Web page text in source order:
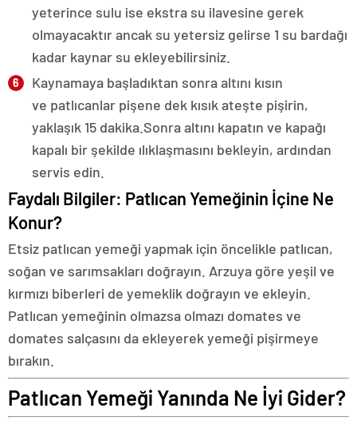
yeterince sulu ise ekstra su ilavesine gerek
olmayacaktır ancak su yetersiz gelirse 1 su bardağı
kadar kaynar su ekleyebilirsiniz.
Kaynamaya başladıktan sonra altını kısın
ve patlıcanlar pişene dek kısık ateşte pişirin,
yaklaşık 15 dakika.Sonra altını kapatın ve kapağı
kapalı bir şekilde ılıklaşmasını bekleyin, ardından
servis edin.
Faydalı Bilgiler: Patlıcan Yemeğinin İçine Ne
Konur?
Etsiz patlıcan yemeği yapmak için öncelikle patlıcan,
soğan ve sarımsakları doğrayın. Arzuya göre yeşil ve
kırmızı biberleri de yemeklik doğrayın ve ekleyin.
Patlıcan yemeğinin olmazsa olmazı domates ve
domates salçasını da ekleyerek yemeği pişirmeye
bırakın.
Patlıcan Yemeği Yanında Ne İyi Gider?